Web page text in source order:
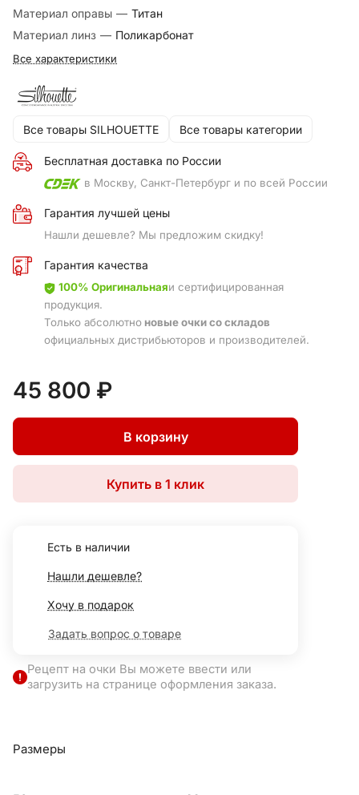
Материал оправы — Титан
Материал линз — Поликарбонат
Все характеристики
Все товары SILHOUETTE Все товары категории
Бесплатная доставка по России
в Москву, Санкт-Петербург и по всей России
Гарантия лучшей цены
Нашли дешевле? Мы предложим скидку!
Гарантия качества
100% Оригинальнаяи сертифицированная
продукция.
Только абсолютно новые очки со складов
официальных дистрибьюторов и производителей.
45 800 ₽
В корзину
Купить в 1 клик
Есть в наличии
Нашли дешевле?
Хочу в подарок
Задать вопрос о товаре
Рецепт на очки Вы можете ввести или
загрузить на странице оформления заказа.
Размеры